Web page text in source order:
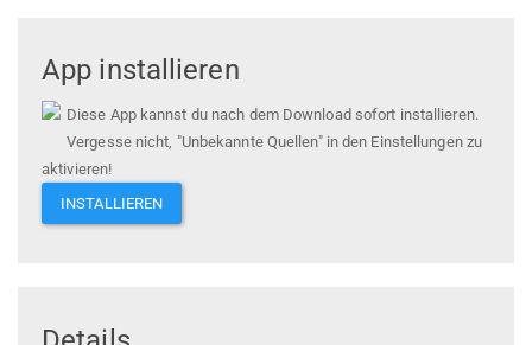
App installieren
Diese App kannst du nach dem Download sofort installieren.
Vergesse nicht, "Unbekannte Quellen" in den Einstellungen zu
aktivieren!
INSTALLIEREN